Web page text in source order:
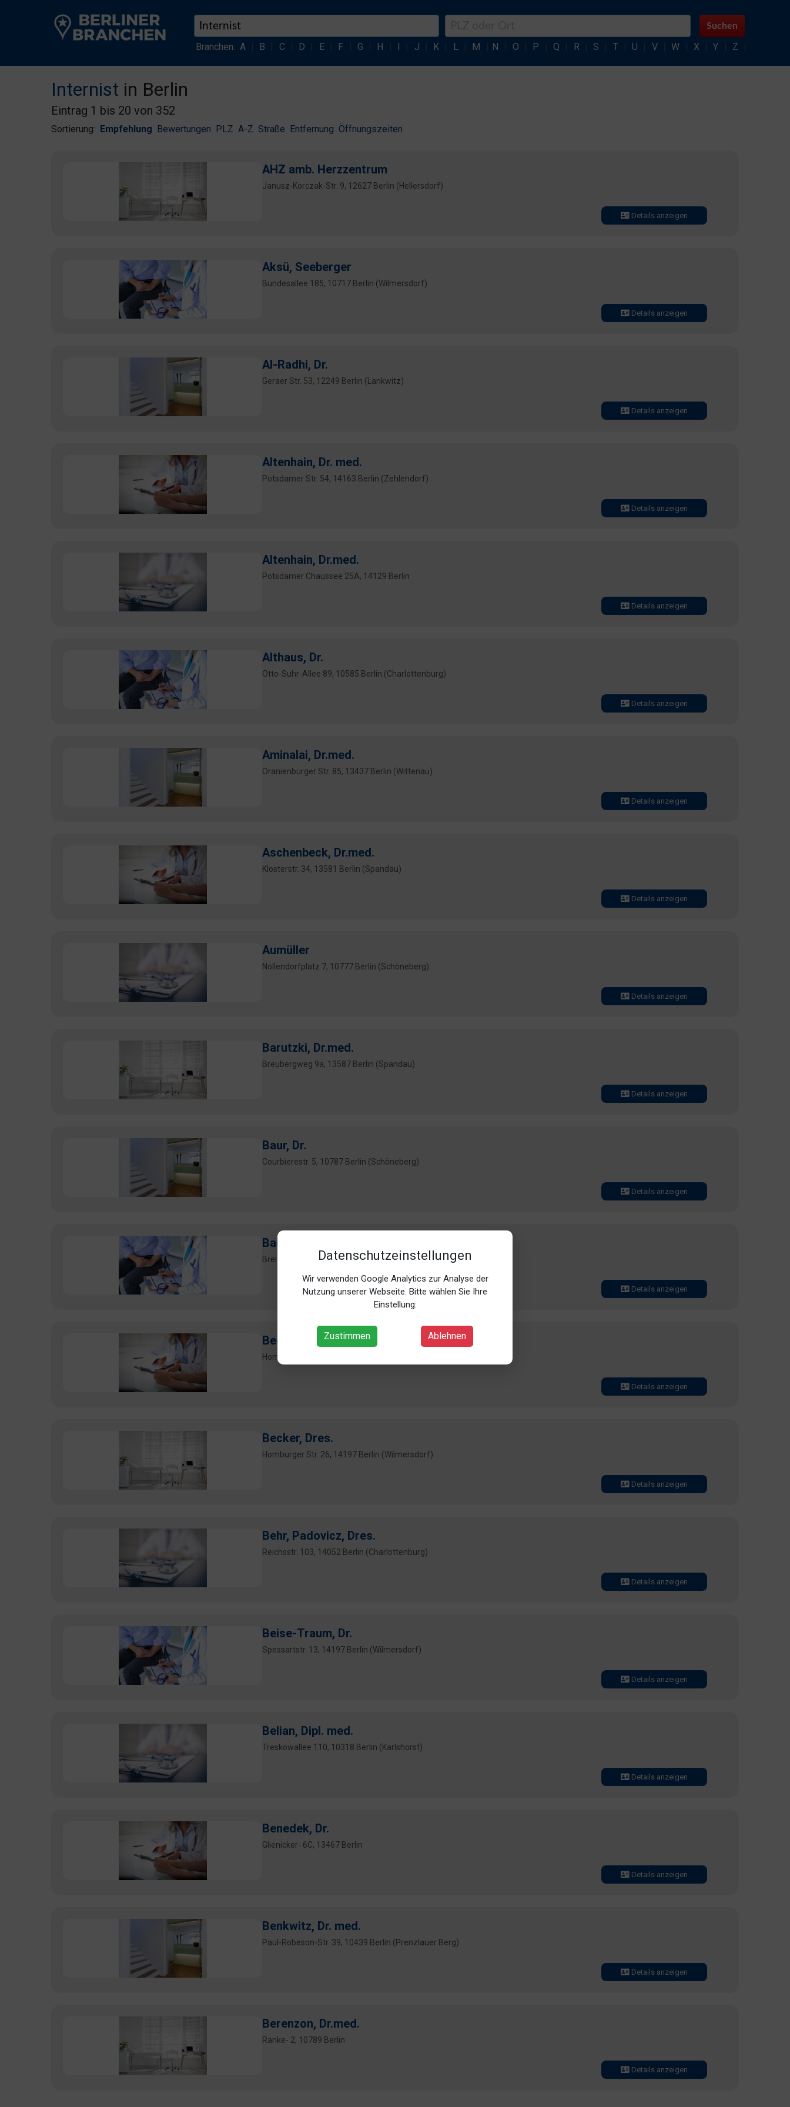
Datenschutzeinstellungen
Wir verwenden Google Analytics zur Analyse der
Nutzung unserer Webseite. Bitte wählen Sie Ihre
Einstellung:
Zustimmen Ablehnen
Suchen
Branchen: A B C D E F G H I J K L M N O P Q R S T U V W X Y Z
Internist in Berlin
Eintrag 1 bis 20 von 352
Sortierung: Empfehlung Bewertungen PLZ A-Z Straße Entfernung Öffnungszeiten
AHZ amb. Herzzentrum
Janusz-Korczak-Str. 9, 12627 Berlin (Hellersdorf)
Details anzeigen
Aksü, Seeberger
Bundesallee 185, 10717 Berlin (Wilmersdorf)
Details anzeigen
Al-Radhi, Dr.
Geraer Str. 53, 12249 Berlin (Lankwitz)
Details anzeigen
Altenhain, Dr. med.
Potsdamer Str. 54, 14163 Berlin (Zehlendorf)
Details anzeigen
Altenhain, Dr.med.
Potsdamer Chaussee 25A, 14129 Berlin
Details anzeigen
Althaus, Dr.
Otto-Suhr-Allee 89, 10585 Berlin (Charlottenburg)
Details anzeigen
Aminalai, Dr.med.
Oranienburger Str. 85, 13437 Berlin (Wittenau)
Details anzeigen
Aschenbeck, Dr.med.
Klosterstr. 34, 13581 Berlin (Spandau)
Details anzeigen
Aumüller
Nollendorfplatz 7, 10777 Berlin (Schöneberg)
Details anzeigen
Barutzki, Dr.med.
Breubergweg 9a, 13587 Berlin (Spandau)
Details anzeigen
Baur, Dr.
Courbierestr. 5, 10787 Berlin (Schöneberg)
Details anzeigen
Bausch, Dr.
Breite Str. 20, 13187 Berlin (Pankow)
Details anzeigen
Becker, Dr.
Homburger- 26, 14197 Berlin
Details anzeigen
Becker, Dres.
Homburger Str. 26, 14197 Berlin (Wilmersdorf)
Details anzeigen
Behr, Padovicz, Dres.
Reichsstr. 103, 14052 Berlin (Charlottenburg)
Details anzeigen
Beise-Traum, Dr.
Spessartstr. 13, 14197 Berlin (Wilmersdorf)
Details anzeigen
Belian, Dipl. med.
Treskowallee 110, 10318 Berlin (Karlshorst)
Details anzeigen
Benedek, Dr.
Glienicker- 6C, 13467 Berlin
Details anzeigen
Benkwitz, Dr. med.
Paul-Robeson-Str. 39, 10439 Berlin (Prenzlauer Berg)
Details anzeigen
Berenzon, Dr.med.
Ranke- 2, 10789 Berlin
Details anzeigen